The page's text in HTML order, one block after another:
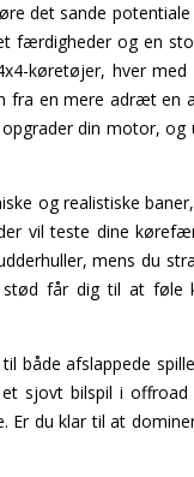
det sande
og en
køretøjer, hver med
en mere adræt en
din motor,
og realistiske
vil teste dine
mens du
får dig til at føle
både afslappede
bilspil i offroad
du klar til at